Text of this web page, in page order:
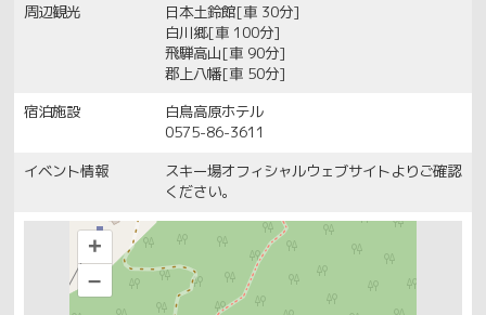
周辺観光
日本土鈴館[車 30分]
白川郷[車 100分]
飛騨高山[車 90分]
郡上八幡[車 50分]
宿泊施設
白鳥高原ホテル
0575-86-3611
イベント情報
スキー場オフィシャルウェブサイトよりご確認
ください。
+
–